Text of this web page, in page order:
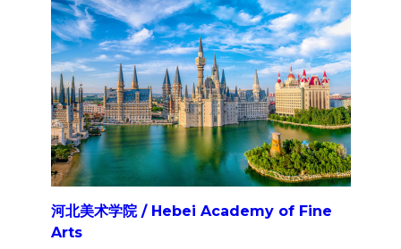
河北美术学院 / Hebei Academy of Fine
Arts